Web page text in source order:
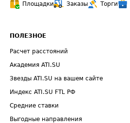
Площадки
Заказы Торги
ПОЛЕЗНОЕ
Расчет расстояний
Академия ATI.SU
Звезды ATI.SU на вашем сайте
Индекс ATI.SU FTL РФ
Средние ставки
Выгодные направления